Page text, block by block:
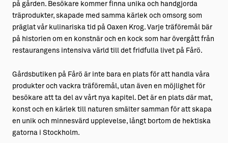
på gården. Besökare kommer finna unika och handgjorda
träprodukter, skapade med samma kärlek och omsorg som
präglat vår kulinariska tid på Oaxen Krog. Varje träföremål bär
på historien om en konstnär och en kock som har övergått från
restaurangens intensiva värld till det fridfulla livet på Fårö.
Gårdsbutiken på Fårö är inte bara en plats för att handla våra
produkter och vackra träföremål, utan även en möjlighet för
besökare att ta del av vårt nya kapitel. Det är en plats där mat,
konst och en kärlek till naturen smälter samman för att skapa
en unik och minnesvärd upplevelse, långt bortom de hektiska
gatorna i Stockholm.